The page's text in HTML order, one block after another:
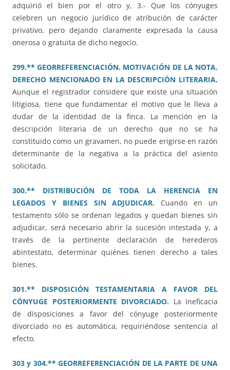
adquirió el bien por el otro y, 3.- Que los cónyuges
celebren un negocio jurídico de atribución de carácter
privativo, pero dejando claramente expresada la causa
onerosa o gratuita de dicho negocio.
299.** GEORREFERENCIACIÓN. MOTIVACIÓN DE LA NOTA.
DERECHO MENCIONADO EN LA DESCRIPCIÓN LITERARIA.
Aunque el registrador considere que existe una situación
litigiosa, tiene que fundamentar el motivo que le lleva a
dudar de la identidad de la finca. La mención en la
descripción literaria de un derecho que no se ha
constituido como un gravamen, no puede erigirse en razón
determinante de la negativa a la práctica del asiento
solicitado.
300.** DISTRIBUCIÓN DE TODA LA HERENCIA EN
LEGADOS Y BIENES SIN ADJUDICAR. Cuando en un
testamento sólo se ordenan legados y quedan bienes sin
adjudicar, será necesario abrir la sucesión intestada y, a
través de la pertinente declaración de herederos
abintestato, determinar quiénes tienen derecho a tales
bienes.
301.** DISPOSICIÓN TESTAMENTARIA A FAVOR DEL
CÓNYUGE POSTERIORMENTE DIVORCIADO. La ineficacia
de disposiciones a favor del cónyuge posteriormente
divorciado no es automática, requiriéndose sentencia al
efecto.
303 y 304.** GEORREFERENCIACIÓN DE LA PARTE DE UNA